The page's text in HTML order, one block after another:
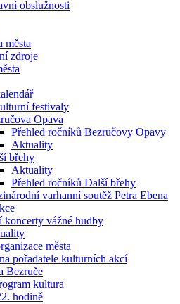
obslužnosti
města
zdroje
festivaly
Opava
Přehled ročníků Bezručovy Opavy
Aktuality
břehy
Aktuality
Přehled ročníků Další břehy
varhanní soutěž Petra Ebena
koncerty vážné hudby
města
pořadatele kulturních akcí
Bezruče
kultura
hodině